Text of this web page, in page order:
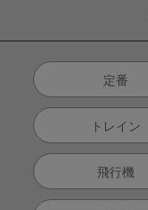
定番
トレイン
飛行機